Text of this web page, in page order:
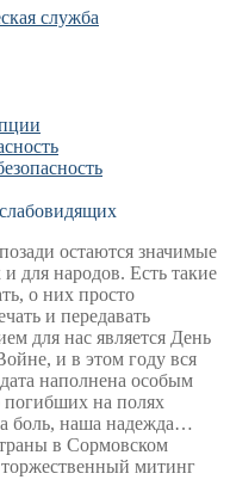
служба
остаются значимые
для народов. Есть такие
о них просто
и передавать
для нас является День
и в этом году вся
наполнена особым
на полях
боль, наша надежда…
в Сормовском
торжественный митинг